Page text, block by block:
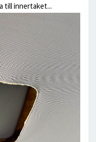
till innertaket...